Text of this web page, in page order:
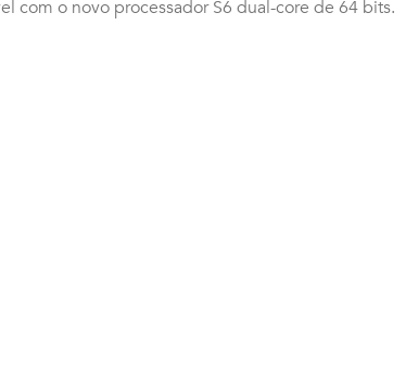
com o novo processador S6 dual-core de 64 bits.